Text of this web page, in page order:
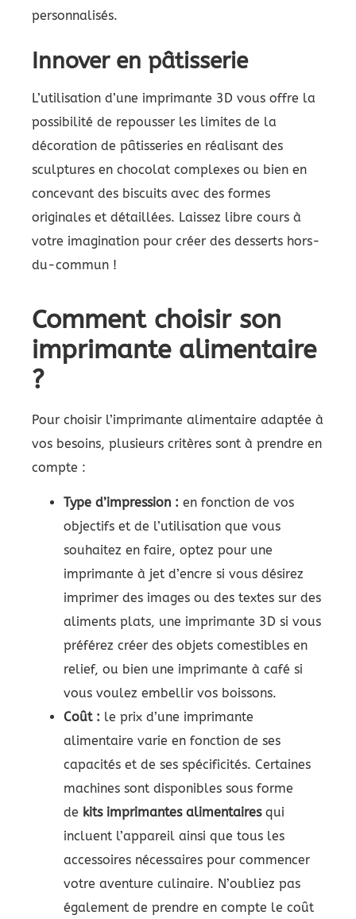
personnalisés.
Innover en pâtisserie
L’utilisation d’une imprimante 3D vous offre la
possibilité de repousser les limites de la
décoration de pâtisseries en réalisant des
sculptures en chocolat complexes ou bien en
concevant des biscuits avec des formes
originales et détaillées. Laissez libre cours à
votre imagination pour créer des desserts hors-
du-commun !
Comment choisir son
imprimante alimentaire
?
Pour choisir l’imprimante alimentaire adaptée à
vos besoins, plusieurs critères sont à prendre en
compte :
Type d’impression : en fonction de vos
objectifs et de l’utilisation que vous
souhaitez en faire, optez pour une
imprimante à jet d’encre si vous désirez
imprimer des images ou des textes sur des
aliments plats, une imprimante 3D si vous
préférez créer des objets comestibles en
relief, ou bien une imprimante à café si
vous voulez embellir vos boissons.
Coût : le prix d’une imprimante
alimentaire varie en fonction de ses
capacités et de ses spécificités. Certaines
machines sont disponibles sous forme
de kits imprimantes alimentairesqui
incluent l’appareil ainsi que tous les
accessoires nécessaires pour commencer
votre aventure culinaire. N’oubliez pas
également de prendre en compte le coût